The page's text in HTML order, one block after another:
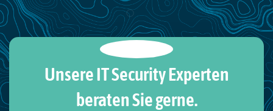
Unsere IT Security Experten
beraten Sie gerne.